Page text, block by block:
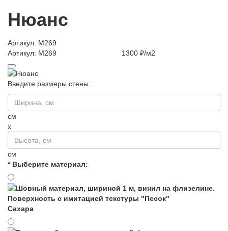
Нюанс
Артикул: M269
Артикул: M269
1300 ₽/м2
Введите размеры стены:
см
x
см
* Выберите материал:
Сахара